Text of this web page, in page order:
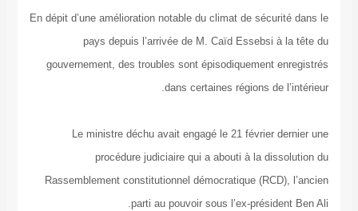
En dépit d’une amélioration notable du climat de
pays depuis l’arrivée de M. Caïd Essebsi
gouvernement, des troubles sont épisodiquement
dans certaines régions
Le ministre déchu avait engagé le 21 février
procédure judiciaire qui a abouti à la
Rassemblement constitutionnel démocratique
parti au pouvoir sous l’ex-